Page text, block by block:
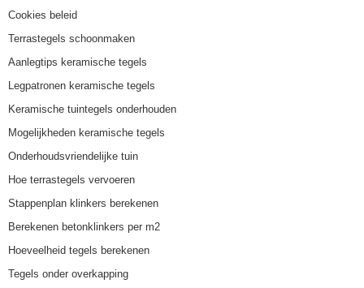
Cookies beleid
Terrastegels schoonmaken
Aanlegtips keramische tegels
Legpatronen keramische tegels
Keramische tuintegels onderhouden
Mogelijkheden keramische tegels
Onderhoudsvriendelijke tuin
Hoe terrastegels vervoeren
Stappenplan klinkers berekenen
Berekenen betonklinkers per m2
Hoeveelheid tegels berekenen
Tegels onder overkapping